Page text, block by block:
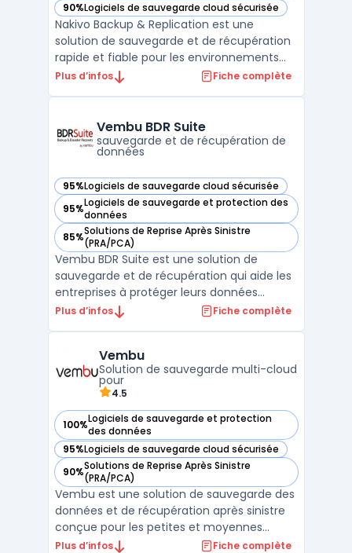
90%Logiciels de sauvegarde cloud sécurisée
— voir Nakivo Backup & Replication dans cette catégorie
Nakivo Backup & Replication est une
solution de sauvegarde et de récupération
rapide et fiable pour les environnements
virtuels VMware, Hyper-V et AWS. Il offre des
mondiale, la compression, la protection
contre les r ...
Plus d’infos Fiche complète
Vembu BDR Suite
sauvegarde et de récupération de
données
95%Logiciels de sauvegarde cloud sécurisée
— voir Vembu BDR Suite dans cette catégorie
95%Logiciels de sauvegarde et protection des
données
— voir Vembu BDR Suite dans cette catégorie
85%Solutions de Reprise Après Sinistre
(PRA/PCA)
— voir Vembu BDR Suite dans cette catégorie
Vembu BDR Suite est une solution de
sauvegarde et de récupération qui aide les
entreprises à protéger leurs données
critiques. La suite inclut des fonctionnalités
restauration granulaire, la migration de
données et la répli ...
Plus d’infos Fiche complète
Vembu
Solution de sauvegarde multi-cloud
pour
4.5
100%Logiciels de sauvegarde et protection
des données
— voir Vembu dans cette catégorie
95%Logiciels de sauvegarde cloud sécurisée
— voir Vembu dans cette catégorie
90%Solutions de Reprise Après Sinistre
(PRA/PCA)
— voir Vembu dans cette catégorie
Vembu est une solution de sauvegarde des
données et de récupération après sinistre
conçue pour les petites et moyennes
entreprises (PME). Elle offre une protection
Plus d’infos Fiche complète